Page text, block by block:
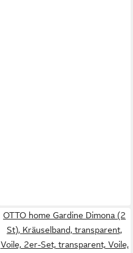
OTTO home Gardine Dimona (2
St), Kräuselband, transparent,
Voile, 2er-Set, transparent, Voile,